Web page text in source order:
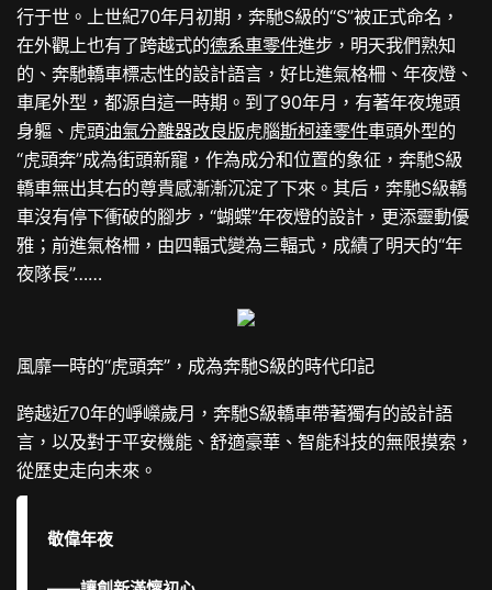
行于世。上世紀70年月初期，奔馳S級的“S”被正式命名，
在外觀上也有了跨越式的德系車零件進步，明天我們熟知
的、奔馳轎車標志性的設計語言，好比進氣格柵、年夜燈、
車尾外型，都源自這一時期。到了90年月，有著年夜塊頭
身軀、虎頭油氣分離器改良版虎腦斯柯達零件車頭外型的
“虎頭奔”成為街頭新寵，作為成分和位置的象征，奔馳S級
轎車無出其右的尊貴感漸漸沉淀了下來。其后，奔馳S級轎
車沒有停下衝破的腳步，“蝴蝶”年夜燈的設計，更添靈動優
雅；前進氣格柵，由四輻式變為三輻式，成績了明天的“年
夜隊長”……
風靡一時的“虎頭奔”，成為奔馳S級的時代印記
跨越近70年的崢嶸歲月，奔馳S級轎車帶著獨有的設計語
言，以及對于平安機能、舒適豪華、智能科技的無限摸索，
從歷史走向未來。
敬偉年夜